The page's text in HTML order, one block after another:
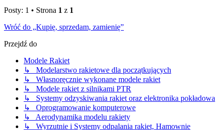
Posty: 1 • Strona 1 z 1
Wróć do „Kupię, sprzedam, zamienię”
Przejdź do
Modele Rakiet
↳ Modelarstwo rakietowe dla początkujących
↳ Własnoręcznie wykonane modele rakiet
↳ Modele rakiet z silnikami PTR
↳ Systemy odzyskiwania rakiet oraz elektronika pokładowa
↳ Oprogramowanie komputerowe
↳ Aerodynamika modelu rakiety
↳ Wyrzutnie i Systemy odpalania rakiet, Hamownie